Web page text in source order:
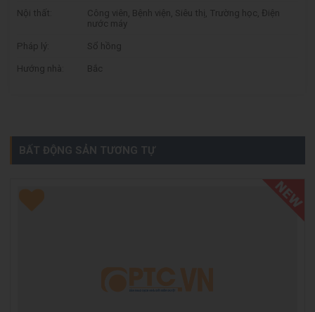
Nội thất:
Công viên, Bệnh viện, Siêu thị, Trường học, Điện
nước máy
Pháp lý: Sổ hồng
Hướng nhà: Bắc
BẤT ĐỘNG SẢN TƯƠNG TỰ